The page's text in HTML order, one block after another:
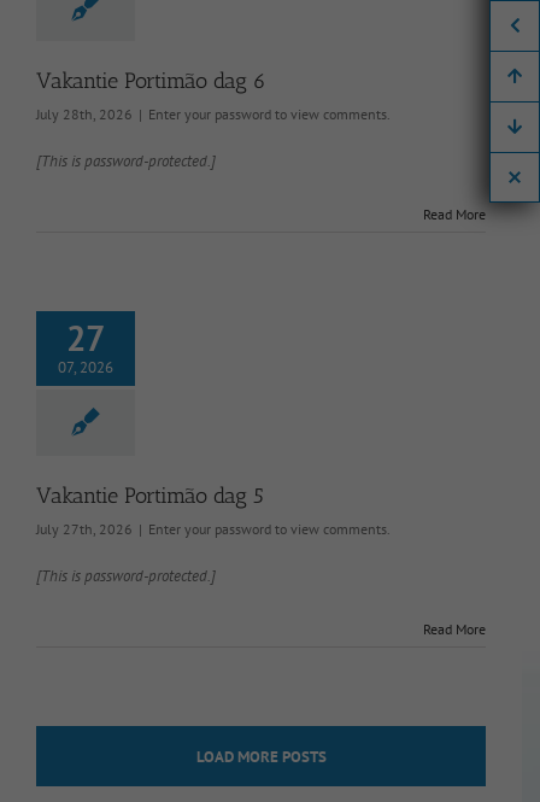
Vakantie Portimão dag 6
July 28th, 2026 | Enter your password to view comments.
[This is password-protected.]
Read More
27
07, 2026
Vakantie Portimão dag 5
July 27th, 2026 | Enter your password to view comments.
[This is password-protected.]
Read More
LOAD MORE POSTS